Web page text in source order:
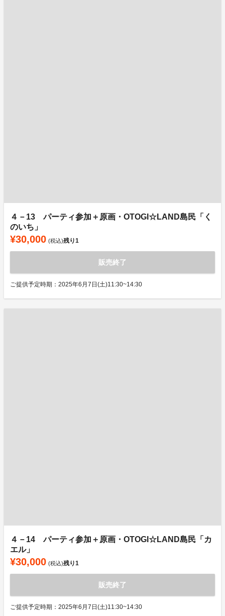
４－13 パーティ参加＋原画・OTOGI☆LAND島民「く
のいち」
¥30,000 (税込)残り1
販売終了
ご提供予定時期：2025年6月7日(土)11:30~14:30
４－14 パーティ参加＋原画・OTOGI☆LAND島民「カ
エル」
¥30,000 (税込)残り1
販売終了
ご提供予定時期：2025年6月7日(土)11:30~14:30